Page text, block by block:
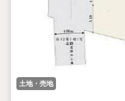
土地・売地